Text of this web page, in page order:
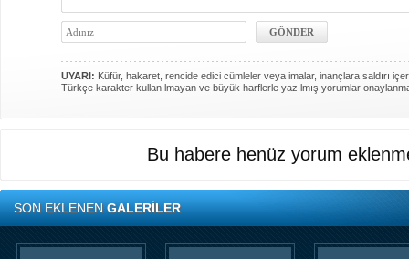
UYARI: Küfür, hakaret, rencide edici cümleler veya imalar, inançlara saldırı
Türkçe karakter kullanılmayan ve büyük harflerle yazılmış yorumlar
Bu habere henüz yorum
SON EKLENENGALERİLER